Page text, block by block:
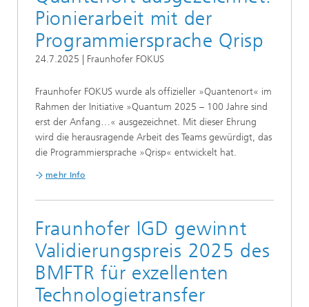
Pionierarbeit mit der
Programmiersprache Qrisp
24.7.2025 | Fraunhofer FOKUS
Fraunhofer FOKUS wurde als offizieller »Quantenort« im
Rahmen der Initiative »Quantum 2025 – 100 Jahre sind
erst der Anfang…« ausgezeichnet. Mit dieser Ehrung
wird die herausragende Arbeit des Teams gewürdigt, das
die Programmiersprache »Qrisp« entwickelt hat.
mehr Info
Fraunhofer IGD gewinnt
Validierungspreis 2025 des
BMFTR für exzellenten
Technologietransfer